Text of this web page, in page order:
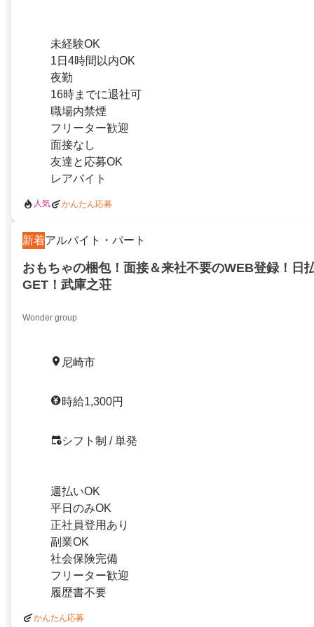
未経験OK
1日4時間以内OK
夜勤
16時までに退社可
職場内禁煙
フリーター歓迎
面接なし
友達と応募OK
レアバイト
人気 かんたん応募
新着アルバイト・パート
おもちゃの梱包！面接＆来社不要のWEB登録！日
GET！武庫之荘
Wоndеr group
尼崎市
時給1,300円
シフト制 / 単発
週払いOK
平日のみOK
正社員登用あり
副業OK
社会保険完備
フリーター歓迎
履歴書不要
かんたん応募